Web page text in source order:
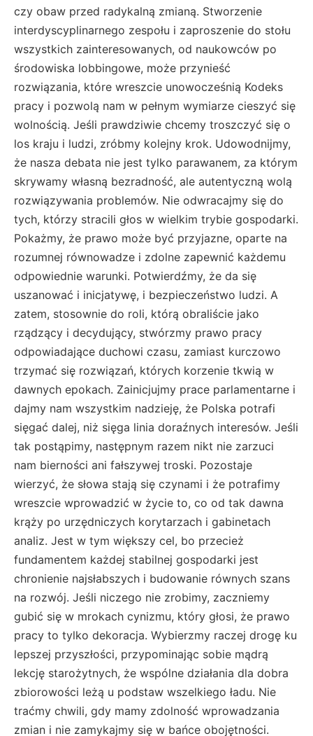
czy obaw przed radykalną zmianą. Stworzenie
interdyscyplinarnego zespołu i zaproszenie do stołu
wszystkich zainteresowanych, od naukowców po
środowiska lobbingowe, może przynieść
rozwiązania, które wreszcie unowocześnią Kodeks
pracy i pozwolą nam w pełnym wymiarze cieszyć się
wolnością. Jeśli prawdziwie chcemy troszczyć się o
los kraju i ludzi, zróbmy kolejny krok. Udowodnijmy,
że nasza debata nie jest tylko parawanem, za którym
skrywamy własną bezradność, ale autentyczną wolą
rozwiązywania problemów. Nie odwracajmy się do
tych, którzy stracili głos w wielkim trybie gospodarki.
Pokażmy, że prawo może być przyjazne, oparte na
rozumnej równowadze i zdolne zapewnić każdemu
odpowiednie warunki. Potwierdźmy, że da się
uszanować i inicjatywę, i bezpieczeństwo ludzi. A
zatem, stosownie do roli, którą obraliście jako
rządzący i decydujący, stwórzmy prawo pracy
odpowiadające duchowi czasu, zamiast kurczowo
trzymać się rozwiązań, których korzenie tkwią w
dawnych epokach. Zainicjujmy prace parlamentarne i
dajmy nam wszystkim nadzieję, że Polska potrafi
sięgać dalej, niż sięga linia doraźnych interesów. Jeśli
tak postąpimy, następnym razem nikt nie zarzuci
nam bierności ani fałszywej troski. Pozostaje
wierzyć, że słowa stają się czynami i że potrafimy
wreszcie wprowadzić w życie to, co od tak dawna
krąży po urzędniczych korytarzach i gabinetach
analiz. Jest w tym większy cel, bo przecież
fundamentem każdej stabilnej gospodarki jest
chronienie najsłabszych i budowanie równych szans
na rozwój. Jeśli niczego nie zrobimy, zaczniemy
gubić się w mrokach cynizmu, który głosi, że prawo
pracy to tylko dekoracja. Wybierzmy raczej drogę ku
lepszej przyszłości, przypominając sobie mądrą
lekcję starożytnych, że wspólne działania dla dobra
zbiorowości leżą u podstaw wszelkiego ładu. Nie
traćmy chwili, gdy mamy zdolność wprowadzania
zmian i nie zamykajmy się w bańce obojętności.